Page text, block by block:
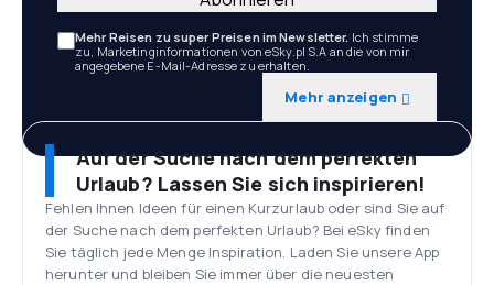
Mehr Reisen zu super Preisen im Newsletter. Ich stimme
zu, Marketinginformationen von eSky.pl S.A an die von mir
angegebene E-Mail-Adresse zu erhalten.
Mehr anzeigen
Auf der Suche nach dem perfekten
Urlaub? Lassen Sie sich inspirieren!
Fehlen Ihnen Ideen für einen Kurzurlaub oder sind Sie auf
der Suche nach dem perfekten Urlaub? Bei eSky finden
Sie täglich jede Menge Inspiration. Laden Sie unsere App
herunter und bleiben Sie immer über die neuesten